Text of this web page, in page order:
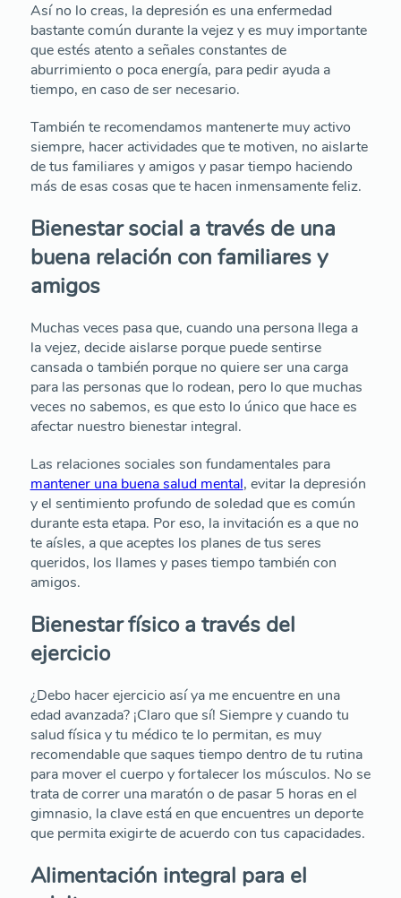
Así no lo creas, la depresión es una enfermedad
bastante común durante la vejez y es muy importante
que estés atento a señales constantes de
aburrimiento o poca energía, para pedir ayuda a
tiempo, en caso de ser necesario.
También te recomendamos mantenerte muy activo
siempre, hacer actividades que te motiven, no aislarte
de tus familiares y amigos y pasar tiempo haciendo
más de esas cosas que te hacen inmensamente feliz.
Bienestar social a través de una
buena relación con familiares y
amigos
Muchas veces pasa que, cuando una persona llega a
la vejez, decide aislarse porque puede sentirse
cansada o también porque no quiere ser una carga
para las personas que lo rodean, pero lo que muchas
veces no sabemos, es que esto lo único que hace es
afectar nuestro bienestar integral.
Las relaciones sociales son fundamentales para
mantener una buena salud mental, evitar la depresión
y el sentimiento profundo de soledad que es común
durante esta etapa. Por eso, la invitación es a que no
te aísles, a que aceptes los planes de tus seres
queridos, los llames y pases tiempo también con
amigos.
Bienestar físico a través del
ejercicio
¿Debo hacer ejercicio así ya me encuentre en una
edad avanzada? ¡Claro que sí! Siempre y cuando tu
salud física y tu médico te lo permitan, es muy
recomendable que saques tiempo dentro de tu rutina
para mover el cuerpo y fortalecer los músculos. No se
trata de correr una maratón o de pasar 5 horas en el
gimnasio, la clave está en que encuentres un deporte
que permita exigirte de acuerdo con tus capacidades.
Alimentación integral para el